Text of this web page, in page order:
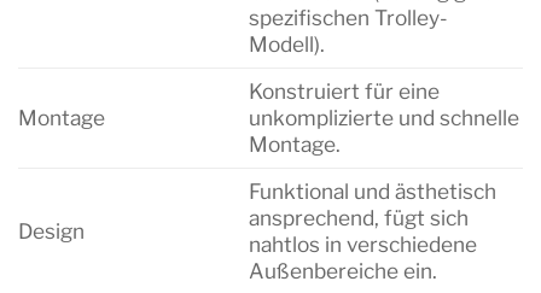
spezifischen Trolley-
Modell).
Montage
Konstruiert für eine
unkomplizierte und schnelle
Montage.
Design
Funktional und ästhetisch
ansprechend, fügt sich
nahtlos in verschiedene
Außenbereiche ein.